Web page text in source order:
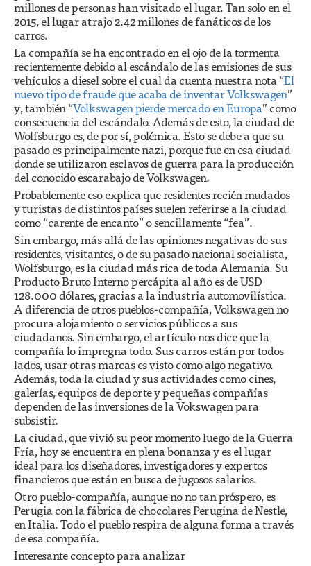
millones de personas han visitado el lugar. Tan solo en el
2015, el lugar atrajo 2.42 millones de fanáticos de los
carros.
La compañía se ha encontrado en el ojo de la tormenta
recientemente debido al escándalo de las emisiones de sus
vehículos a diesel sobre el cual da cuenta nuestra nota “El
nuevo tipo de fraude que acaba de inventar Volkswagen”
y, también “Volkswagen pierde mercado en Europa” como
consecuencia del escándalo. Además de esto, la ciudad de
Wolfsburgo es, de por sí, polémica. Esto se debe a que su
pasado es principalmente nazi, porque fue en esa ciudad
donde se utilizaron esclavos de guerra para la producción
del conocido escarabajo de Volkswagen.
Probablemente eso explica que residentes recién mudados
y turistas de distintos países suelen referirse a la ciudad
como “carente de encanto” o sencillamente “fea”.
Sin embargo, más allá de las opiniones negativas de sus
residentes, visitantes, o de su pasado nacional socialista,
Wolfsburgo, es la ciudad más rica de toda Alemania. Su
Producto Bruto Interno percápita al año es de USD
128.000 dólares, gracias a la industria automovilística.
A diferencia de otros pueblos-compañía, Volkswagen no
procura alojamiento o servicios públicos a sus
ciudadanos. Sin embargo, el artículo nos dice que la
compañía lo impregna todo. Sus carros están por todos
lados, usar otras marcas es visto como algo negativo.
Además, toda la ciudad y sus actividades como cines,
galerías, equipos de deporte y pequeñas compañías
dependen de las inversiones de la Vokswagen para
subsistir.
La ciudad, que vivió su peor momento luego de la Guerra
Fría, hoy se encuentra en plena bonanza y es el lugar
ideal para los diseñadores, investigadores y expertos
financieros que están en busca de jugosos salarios.
Otro pueblo-compañía, aunque no no tan próspero, es
Perugia con la fábrica de chocolares Perugina de Nestle,
en Italia. Todo el pueblo respira de alguna forma a través
de esa compañía.
Interesante concepto para analizar